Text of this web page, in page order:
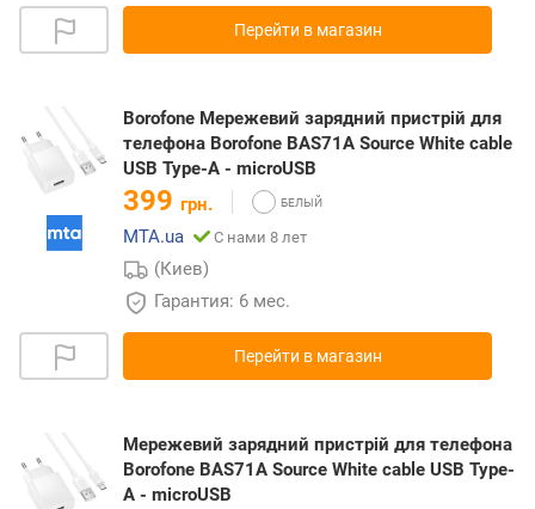
Перейти в магазин
Borofone Мережевий зарядний пристрій для
телефона Borofone BAS71A Source White cable
USB Type-A - microUSB
399 грн.
MTA.ua
С нами 8 лет
(Киев)
Гарантия: 6 мес.
Перейти в магазин
Мережевий зарядний пристрій для телефона
Borofone BAS71A Source White cable USB Type-
A - microUSB